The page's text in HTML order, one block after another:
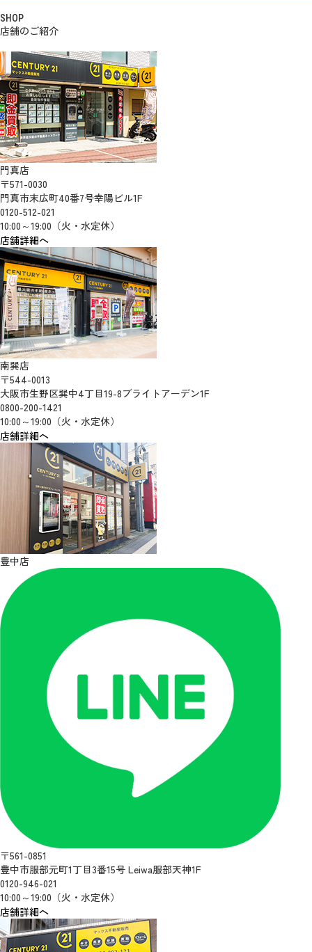
SHOP
店舗のご紹介
門真店
〒571-0030
門真市末広町40番7号幸陽ビル1F
0120-512-021
10:00～19:00（火・水定休）
店舗詳細へ
南巽店
〒544-0013
大阪市生野区巽中4丁目19-8ブライトアーデン1F
0800-200-1421
10:00～19:00（火・水定休）
店舗詳細へ
豊中店
〒561-0851
豊中市服部元町1丁目3番15号 Leiwa服部天神1F
0120-946-021
10:00～19:00（火・水定休）
店舗詳細へ